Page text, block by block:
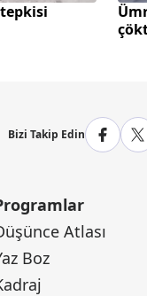
Bizi Takip Edin
Atlası
Boz